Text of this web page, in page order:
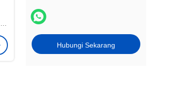
Hubungi Sekarang